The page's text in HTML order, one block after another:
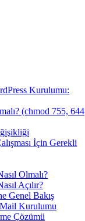
Kurulumu:
(chmod 755, 644
İçin Gerekli
Olmalı?
Açılır?
Genel Bakış
Kurulumu
Çözümü